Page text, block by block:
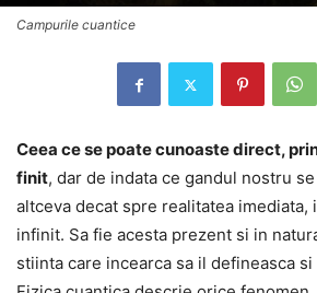
Campurile cuantice
Ceea ce se poate cunoaste direct,
finit, dar de indata ce gandul nostru
altceva decat spre realitatea imediata,
infinit. Sa fie acesta prezent si in
stiinta care incearca sa il defineasca